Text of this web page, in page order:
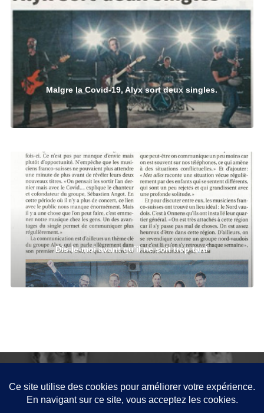
Malgre la Covid-19, Alyx sort deux singles.
Dis-le-moi avant qu’il ne soit trop tard
Interview B&W